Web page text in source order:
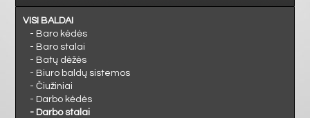
SVETAINĖ
MIEGAMASIS
VAIKAMS
VISI BALDAI
- Baro kėdės
- Baro stalai
- Batų dėžės
- Biuro baldų sistemos
- Čiužiniai
- Darbo kėdės
- Darbo stalai